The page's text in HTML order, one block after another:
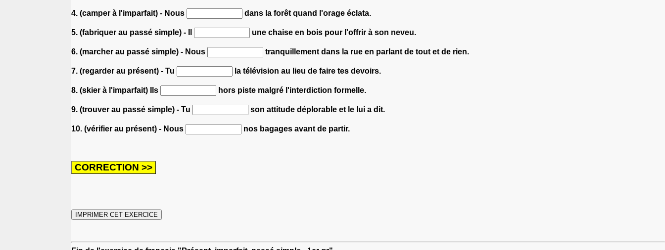
4. (camper à l'imparfait) - Nous dans la forêt quand l'orage éclata.
5. (fabriquer au passé simple) - Il une chaise en bois pour l'offrir à son neveu.
6. (marcher au passé simple) - Nous tranquillement dans la rue en parlant de tout et de rien.
7. (regarder au présent) - Tu la télévision au lieu de faire tes devoirs.
8. (skier à l'imparfait) Ils hors piste malgré l'interdiction formelle.
9. (trouver au passé simple) - Tu son attitude déplorable et le lui a dit.
10. (vérifier au présent) - Nous nos bagages avant de partir.